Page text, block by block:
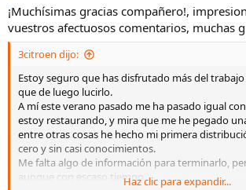
¡Muchísimas gracias compañero!,
vuestros afectuosos comentarios, muchas
3citroen dijo:
Estoy seguro que has disfrutado más del
que de luego lucirlo.
A mí este verano pasado me ha pasado igual
estoy restaurando, y mira que me he pegado
entre otras cosas he hecho mi primera
cero y sin casi conocimientos.
Me falta algo de información para terminarlo,
aunque con escaso tiempo.Haz clic para expandir...